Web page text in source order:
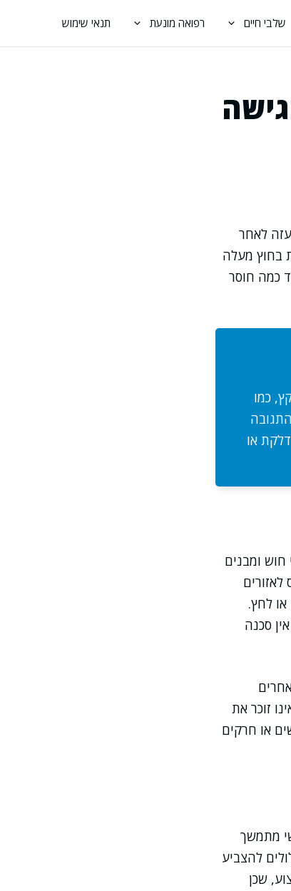
שלבי חיים רפואה מונעת תנאי שימוש
לאחר
בחוץ מעלה
כמה חוסר
כמו
או
ומבנים
לחץ.
סכנה
זוכר את
או חרקים
מתמשך
להצביע
שכן